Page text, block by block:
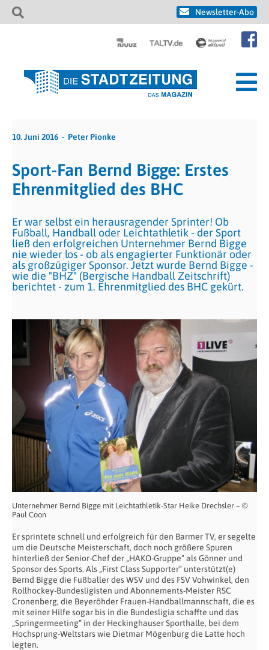
Newsletter-Abo
10. Juni 2016 Peter Pionke
Sport-Fan Bernd Bigge: Erstes
Ehrenmitglied des BHC
Er war selbst ein herausragender Sprinter! Ob
Fußball, Handball oder Leichtathletik - der Sport
ließ den erfolgreichen Unternehmer Bernd Bigge
nie wieder los - ob als engagierter Funktionär oder
als großzügiger Sponsor. Jetzt wurde Bernd Bigge -
wie die "BHZ" (Bergische Handball Zeitschrift)
berichtet - zum 1. Ehrenmitglied des BHC gekürt.
Unternehmer Bernd Bigge mit Leichtathletik-Star Heike Drechsler – ©
Paul Coon
Er sprintete schnell und erfolgreich für den Barmer TV, er segelte
um die Deutsche Meisterschaft, doch noch größere Spuren
hinterließ der Senior-Chef der „HAKO-Gruppe“ als Gönner und
Sponsor des Sports. Als „First Class Supporter“ unterstützt(e)
Bernd Bigge die Fußballer des WSV und des FSV Vohwinkel, den
Rollhockey-Bundesligisten und Abonnements-Meister RSC
Cronenberg, die Beyeröhder Frauen-Handballmannschaft, die es
mit seiner Hilfe sogar bis in die Bundesligia schaffte und das
„Springermeeting“ in der Heckinghauser Sporthalle, bei dem
Hochsprung-Weltstars wie Dietmar Mögenburg die Latte hoch
legten.